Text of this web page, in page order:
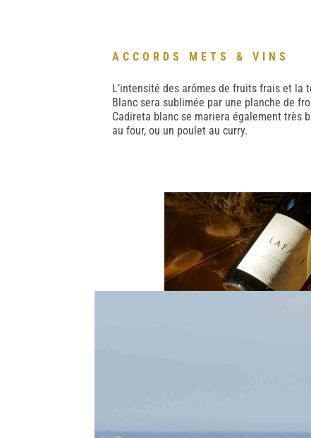
ACCORDS METS & VINS
L’intensité des arômes de fruits frais et la
Blanc sera sublimée par une planche de
Cadireta blanc se mariera également très
au four, ou un poulet au curry.